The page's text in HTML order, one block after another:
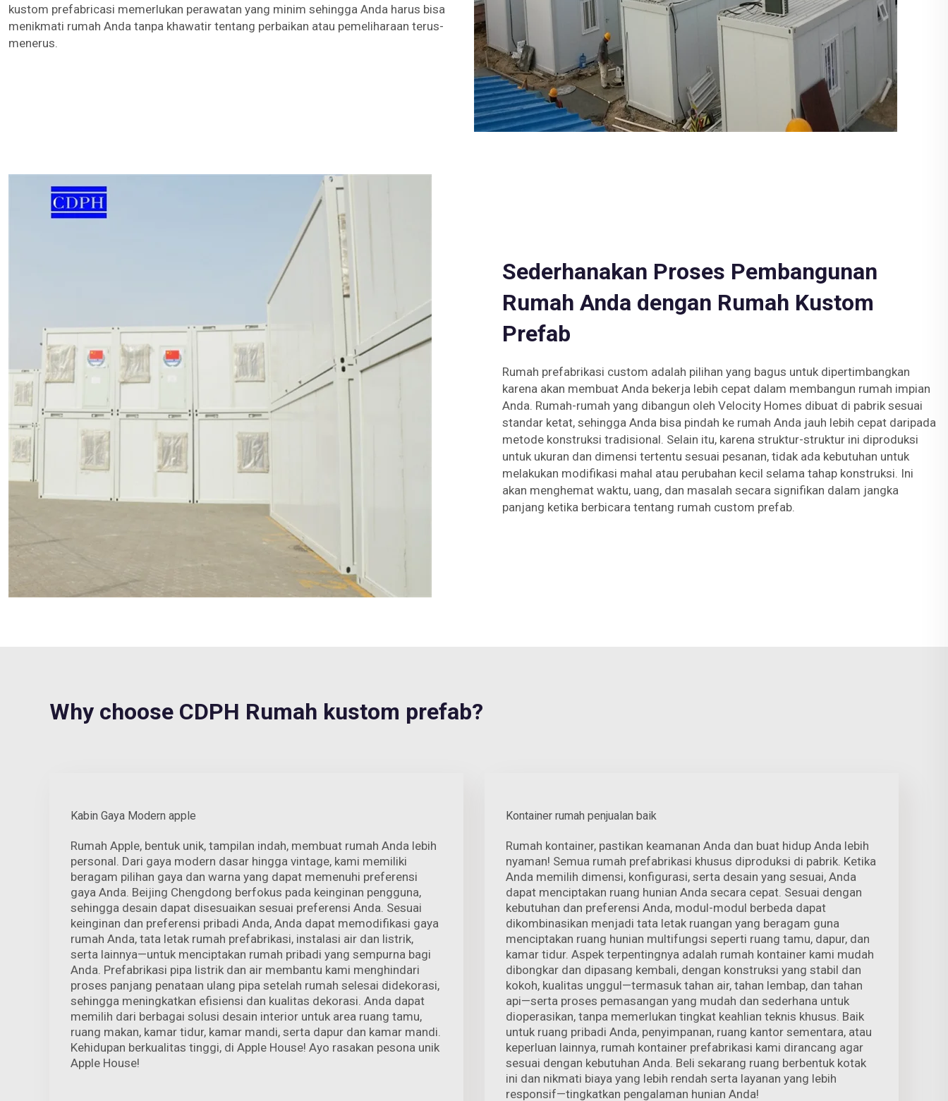
kustom prefabricasi memerlukan perawatan yang minim sehingga Anda harus bisa
menikmati rumah Anda tanpa khawatir tentang perbaikan atau pemeliharaan terus-
menerus.
Sederhanakan Proses Pembangunan
Rumah Anda dengan Rumah Kustom
Prefab
Rumah prefabrikasi custom adalah pilihan yang bagus untuk dipertimbangkan
karena akan membuat Anda bekerja lebih cepat dalam membangun rumah impian
Anda. Rumah-rumah yang dibangun oleh Velocity Homes dibuat di pabrik sesuai
standar ketat, sehingga Anda bisa pindah ke rumah Anda jauh lebih cepat daripada
metode konstruksi tradisional. Selain itu, karena struktur-struktur ini diproduksi
untuk ukuran dan dimensi tertentu sesuai pesanan, tidak ada kebutuhan untuk
melakukan modifikasi mahal atau perubahan kecil selama tahap konstruksi. Ini
akan menghemat waktu, uang, dan masalah secara signifikan dalam jangka
panjang ketika berbicara tentang rumah custom prefab.
Why choose CDPH Rumah kustom prefab?
Kabin Gaya Modern apple
Rumah Apple, bentuk unik, tampilan indah, membuat rumah Anda lebih
personal. Dari gaya modern dasar hingga vintage, kami memiliki
beragam pilihan gaya dan warna yang dapat memenuhi preferensi
gaya Anda. Beijing Chengdong berfokus pada keinginan pengguna,
sehingga desain dapat disesuaikan sesuai preferensi Anda. Sesuai
keinginan dan preferensi pribadi Anda, Anda dapat memodifikasi gaya
rumah Anda, tata letak rumah prefabrikasi, instalasi air dan listrik,
serta lainnya—untuk menciptakan rumah pribadi yang sempurna bagi
Anda. Prefabrikasi pipa listrik dan air membantu kami menghindari
proses panjang penataan ulang pipa setelah rumah selesai didekorasi,
sehingga meningkatkan efisiensi dan kualitas dekorasi. Anda dapat
memilih dari berbagai solusi desain interior untuk area ruang tamu,
ruang makan, kamar tidur, kamar mandi, serta dapur dan kamar mandi.
Kehidupan berkualitas tinggi, di Apple House! Ayo rasakan pesona unik
Apple House!
Kontainer rumah penjualan baik
Rumah kontainer, pastikan keamanan Anda dan buat hidup Anda lebih
nyaman! Semua rumah prefabrikasi khusus diproduksi di pabrik. Ketika
Anda memilih dimensi, konfigurasi, serta desain yang sesuai, Anda
dapat menciptakan ruang hunian Anda secara cepat. Sesuai dengan
kebutuhan dan preferensi Anda, modul-modul berbeda dapat
dikombinasikan menjadi tata letak ruangan yang beragam guna
menciptakan ruang hunian multifungsi seperti ruang tamu, dapur, dan
kamar tidur. Aspek terpentingnya adalah rumah kontainer kami mudah
dibongkar dan dipasang kembali, dengan konstruksi yang stabil dan
kokoh, kualitas unggul—termasuk tahan air, tahan lembap, dan tahan
api—serta proses pemasangan yang mudah dan sederhana untuk
dioperasikan, tanpa memerlukan tingkat keahlian teknis khusus. Baik
untuk ruang pribadi Anda, penyimpanan, ruang kantor sementara, atau
keperluan lainnya, rumah kontainer prefabrikasi kami dirancang agar
sesuai dengan kebutuhan Anda. Beli sekarang ruang berbentuk kotak
ini dan nikmati biaya yang lebih rendah serta layanan yang lebih
responsif—tingkatkan pengalaman hunian Anda!